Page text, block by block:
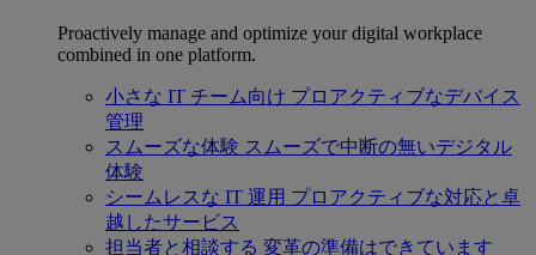
Proactively manage and optimize your digital workplace
combined in one platform.
小さな IT チーム向け プロアクティブなデバイス
管理
スムーズな体験 スムーズで中断の無いデジタル
体験
シームレスな IT 運用 プロアクティブな対応と卓
越したサービス
担当者と相談する 変革の準備はできています